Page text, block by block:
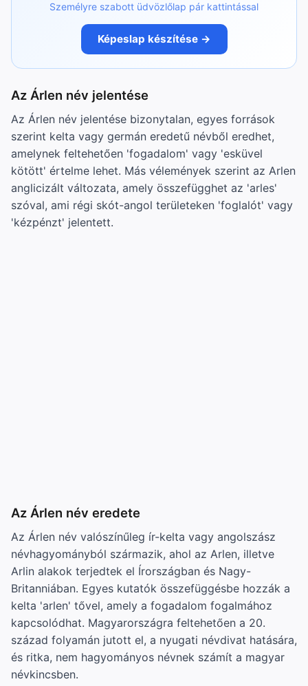
Személyre szabott üdvözlőlap pár kattintással
Képeslap készítése →
Az Árlen név jelentése
Az Árlen név jelentése bizonytalan, egyes források
szerint kelta vagy germán eredetű névből eredhet,
amelynek feltehetően 'fogadalom' vagy 'esküvel
kötött' értelme lehet. Más vélemények szerint az Arlen
anglicizált változata, amely összefügghet az 'arles'
szóval, ami régi skót-angol területeken 'foglalót' vagy
'kézpénzt' jelentett.
Az Árlen név eredete
Az Árlen név valószínűleg ír-kelta vagy angolszász
névhagyományból származik, ahol az Arlen, illetve
Arlin alakok terjedtek el Írországban és Nagy-
Britanniában. Egyes kutatók összefüggésbe hozzák a
kelta 'arlen' tővel, amely a fogadalom fogalmához
kapcsolódhat. Magyarországra feltehetően a 20.
század folyamán jutott el, a nyugati névdivat hatására,
és ritka, nem hagyományos névnek számít a magyar
névkincsben.